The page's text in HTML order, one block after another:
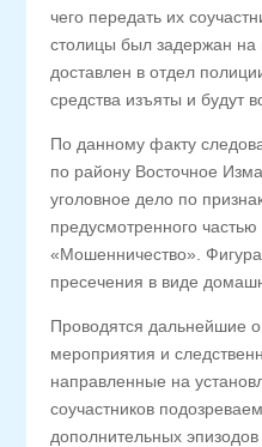
чего передать их
столицы был задержан на
доставлен в отдел
средства изъяты и будут
По данному факту
по району Восточное
уголовное дело по
предусмотренного
«Мошенничество».
пресечения в виде
Проводятся дальнейшие
мероприятия и
направленные на
соучастников
дополнительных